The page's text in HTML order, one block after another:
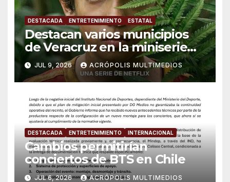
DESTACADA ENTRETENIMIENTO ESTATAL
Destacan varios municipios
de Veracruz en la miniserie
de Netflix “No Tengo Miedo”
JUL 9, 2026 ACRÓPOLIS MULTIMEDIOS
DESTACADA ENTRETENIMIENTO INTERNACIONAL
Cambios permitirían
conciertos de BTS en Chile
JUL 6, 2026 ACRÓPOLIS MULTIMEDIOS